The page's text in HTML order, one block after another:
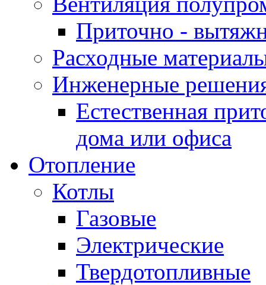
Приточно -
Расходные
Инженерные
Естественная
дома или офиса
Отопление
Котлы
Газовые
Электрические
Твердотопливные